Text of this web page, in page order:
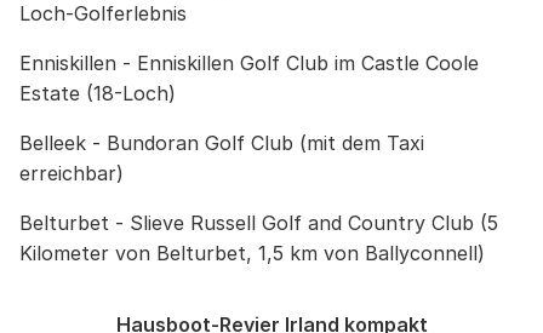
Loch-Golferlebnis
Enniskillen - Enniskillen Golf Club im Castle Coole
Estate (18-Loch)
Belleek - Bundoran Golf Club (mit dem Taxi
erreichbar)
Belturbet - Slieve Russell Golf and Country Club (5
Kilometer von Belturbet, 1,5 km von Ballyconnell)
Hausboot-Revier Irland kompakt